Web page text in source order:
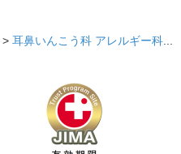
> 耳鼻いんこう科 アレルギー科...